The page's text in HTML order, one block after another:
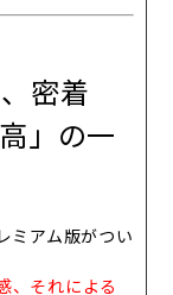
密着
」の一
ミアム版がつい
、それによる